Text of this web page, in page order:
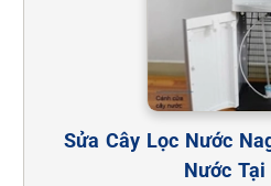
Sửa Cây Lọc Nước
Nước Tại